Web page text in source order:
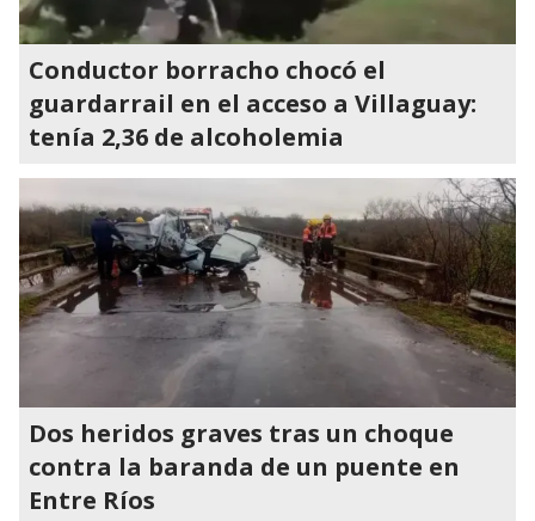
Conductor borracho chocó el
guardarrail en el acceso a Villaguay:
tenía 2,36 de alcoholemia
Dos heridos graves tras un choque
contra la baranda de un puente en
Entre Ríos